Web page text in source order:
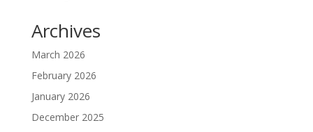
Archives
March 2026
February 2026
January 2026
December 2025